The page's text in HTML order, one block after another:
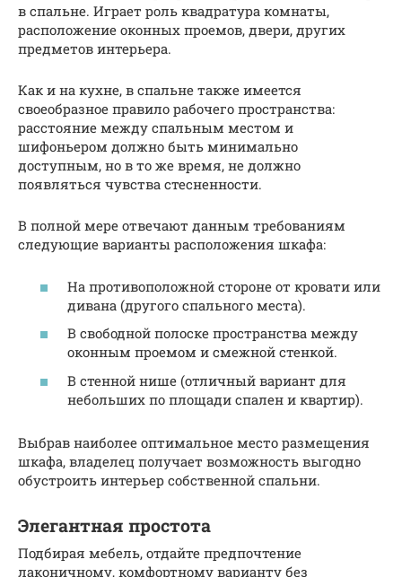
в спальне. Играет роль квадратура комнаты,
расположение оконных проемов, двери, других
предметов интерьера.
Как и на кухне, в спальне также имеется
своеобразное правило рабочего пространства:
расстояние между спальным местом и
шифоньером должно быть минимально
доступным, но в то же время, не должно
появляться чувства стесненности.
В полной мере отвечают данным требованиям
следующие варианты расположения шкафа:
На противоположной стороне от кровати или
дивана (другого спального места).
В свободной полоске пространства между
оконным проемом и смежной стенкой.
В стенной нише (отличный вариант для
небольших по площади спален и квартир).
Выбрав наиболее оптимальное место размещения
шкафа, владелец получает возможность выгодно
обустроить интерьер собственной спальни.
Элегантная простота
Подбирая мебель, отдайте предпочтение
лаконичному, комфортному варианту без